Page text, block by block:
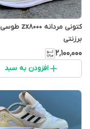
کتونی مردانه zx8000 طوسی
برزنتی
۲٬۱۰۰٬۰۰۰
افزودن به سبد